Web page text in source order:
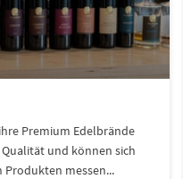
Premium Edelbrände
und können sich
messen...